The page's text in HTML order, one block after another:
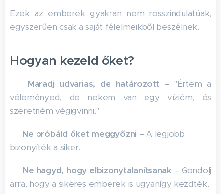
Ezek az emberek gyakran nem rosszindulatúak,
egyszerűen csak a saját félelmeikből beszélnek.
Hogyan kezeld őket?
Maradj udvarias, de határozott – "Értem a
véleményed, de nekem van egy vízióm, és
szeretném végigvinni."
Ne próbáld őket meggyőzni – A legjobb
bizonyíték a siker.
Ne hagyd, hogy elbizonytalanítsanak – Gondolj
arra, hogy a sikeres emberek is ugyanígy kezdték.